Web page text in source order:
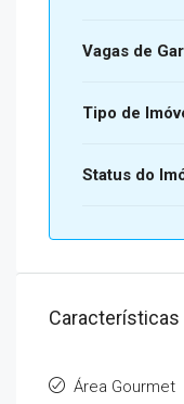
Vagas de
Tipo de
Status do
Características
Área Gourmet